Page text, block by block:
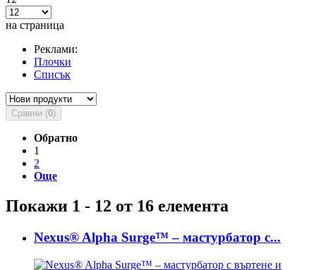
на страница
Реклами:
Плочки
Списък
Сравни (0)
Обратно
1
2
Още
Покажи 1 - 12 от 16 елемента
Nexus® Alpha Surge™ – мастурбатор с...